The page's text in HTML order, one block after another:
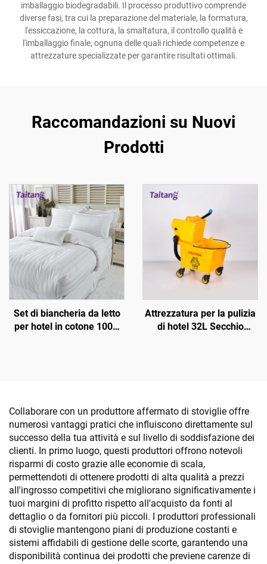
imballaggio biodegradabili. Il processo produttivo comprende
diverse fasi, tra cui la preparazione del materiale, la formatura,
l'essiccazione, la cottura, la smaltatura, il controllo qualità e
l'imballaggio finale, ognuna delle quali richiede competenze e
attrezzature specializzate per garantire risultati ottimali.
Raccomandazioni su Nuovi
Prodotti
Set di biancheria da letto
per hotel in cotone 100%
Attrezzatura per la pulizia
di hotel 32L Secchio
Collaborare con un produttore affermato di stoviglie offre
numerosi vantaggi pratici che influiscono direttamente sul
successo della tua attività e sul livello di soddisfazione dei
clienti. In primo luogo, questi produttori offrono notevoli
risparmi di costo grazie alle economie di scala,
permettendoti di ottenere prodotti di alta qualità a prezzi
all'ingrosso competitivi che migliorano significativamente i
tuoi margini di profitto rispetto all'acquisto da fonti al
dettaglio o da fornitori più piccoli. I produttori professionali
di stoviglie mantengono piani di produzione costanti e
sistemi affidabili di gestione delle scorte, garantendo una
disponibilità continua dei prodotti che previene carenze di